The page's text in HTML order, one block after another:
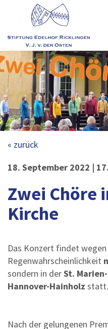
« zurück
18. September 2022 |
Zwei Chöre
Kirche
Das Konzert findet
Regenwahrscheinlichkeit
sondern in derSt.
Hannover-Hainholz statt.
Nach der gelungenen